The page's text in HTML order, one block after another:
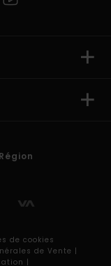
de cookies
de Vente |
|